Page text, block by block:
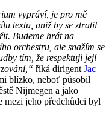
vypráví, je pro mě
textu, aniž by se ztratil
Budeme hrát na
orchestru, ale snažím se
tím, že respektuji její
říká dirigentJac
blízko, neboť působil
Nijmegen a jako
mezi jeho předchůdci byl